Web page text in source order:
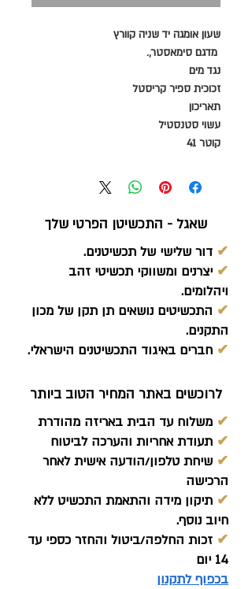
שעון אומגה יד שניה קוורץ
מדגם סימאסטר,.
נגד מים
זכוכית ספיר קריסטל
תאריכון
עשוי סטנסטיל
קוטר 41
שאגל - התכשיטן הפרטי שלך
✔ דור שלישי של תכשיטנים.
✔ יצרנים ומשווקי תכשיטי זהב
ויהלומים.
✔ התכשיטים נושאים תן תקן של מכון
התקנים.
✔ חברים באיגוד התכשיטנים הישראלי.
לרוכשים באתר המחיר הטוב ביותר
✔ משלוח עד הבית באריזה מהודרת
✔ תעודת אחריות והערכה לביטוח
✔ שיחת טלפון/הודעה אישית לאחר
הרכישה
✔ תיקון מידה והתאמת התכשיט ללא
חיוב נוסף.
✔ זכות החלפה/ביטול והחזר כספי עד
14 יום
בכפוף לתקנון